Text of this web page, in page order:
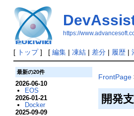
https://
[ トップ] [ 編集| 凍結| 差分| 履歴|
FrontPage
開発
最新の20件
2026-06-10
EOS
2026-01-21
Docker
2025-09-09